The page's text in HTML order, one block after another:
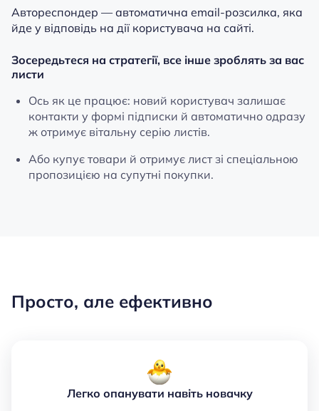
Автореспондер — автоматична email-розсилка, яка
йде у відповідь на дії користувача на сайті.
Зосередьтеся на стратегії, все інше зроблять за вас
листи
Ось як це працює: новий користувач залишає
контакти у формі підписки й автоматично одразу
ж отримує вітальну серію листів.
Або купує товари й отримує лист зі спеціальною
пропозицією на супутні покупки.
Просто, але ефективно
Легко опанувати навіть новачку